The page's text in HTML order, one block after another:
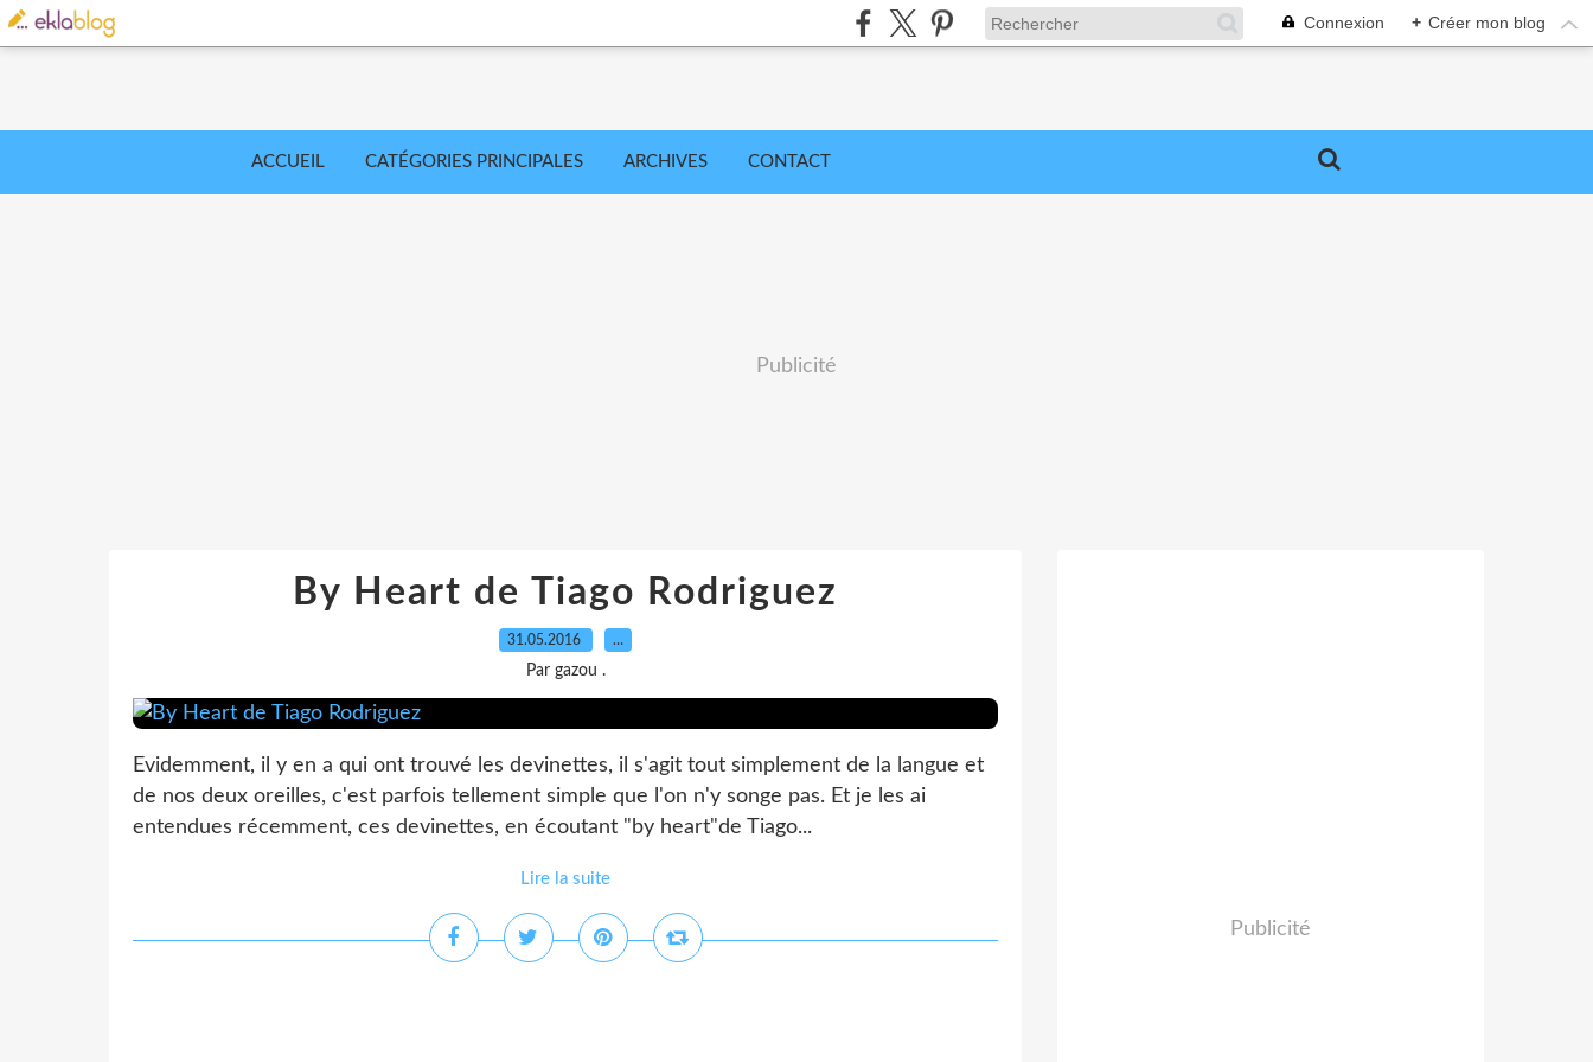
Connexion + Créer mon blog
ACCUEIL CATÉGORIES PRINCIPALES ARCHIVES CONTACT
Publicité
By Heart de Tiago Rodriguez
31.05.2016 …
Par gazou .
Evidemment, il y en a qui ont trouvé les devinettes, il s'agit tout simplement de la langue et
de nos deux oreilles, c'est parfois tellement simple que l'on n'y songe pas. Et je les ai
entendues récemment, ces devinettes, en écoutant "by heart"de Tiago...
Lire la suite
Publicité